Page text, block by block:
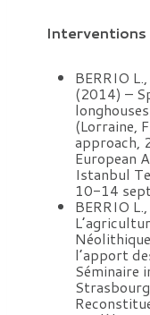
Interventions
BERRIO
(2014) –
(Lorraine,
approach,
European
Istanbul
10-14
BERRIO
l’apport
Séminaire